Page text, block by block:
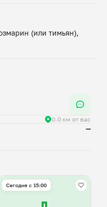
(или тимьян),
0.0 км от вас
—
Сегодня с 15:00